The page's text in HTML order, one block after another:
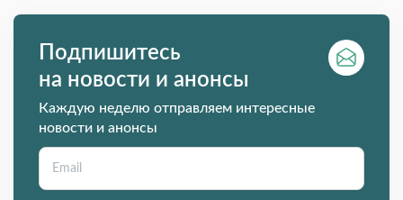
Подпишитесь
на новости и анонсы
Каждую неделю отправляем интересные
новости и анонсы